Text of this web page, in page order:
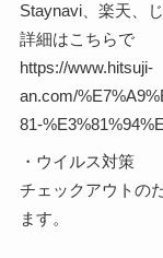
Staynavi、楽天、
詳細はこちらで
https://www.hitsuji-
an.com/
81-
・ウイルス対策
チェックアウトの
ます。